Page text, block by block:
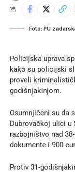
Foto: PU
Policijska uprava
kako su policijski
proveli
godišnjakinjom.
Osumnjičeni su da
Dubrovačkoj ulici u
razbojništvo nad
dokumente i 900
Protiv 31-